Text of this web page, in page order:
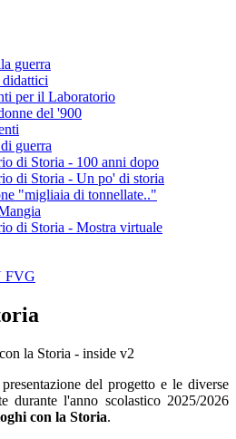
guerra
per il Laboratorio
del '900
guerra
di Storia - 100 anni dopo
di Storia - Un po' di storia
"migliaia di tonnellate.."
di Storia - Mostra virtuale
FVG
del progetto e le diverse
durante l'anno scolastico 2025/2026
con la Storia.